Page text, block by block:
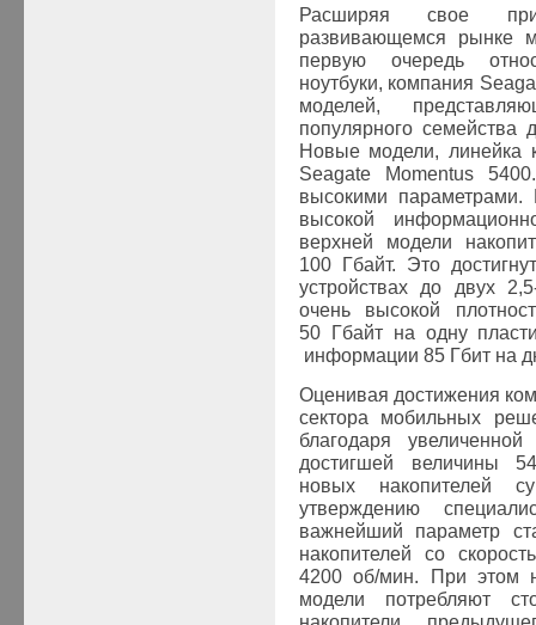
Расширяя свое
развивающемся рынке
первую очередь
ноутбуки, компания
моделей,
популярного семейства
Новые модели, линейка
SeagateMomentus
высокими параметрами.
высокой
верхней модели
100 Гбайт. Это
устройствах до двух
очень высокой
50 Гбайт на одну
информации 85 Гбит на
Оценивая достижения
сектора мобильных
благодаря
достигшей величины
новых накопителей
утверждению
важнейший параметр
накопителей со
4200 об/мин. При этом
модели потребляют